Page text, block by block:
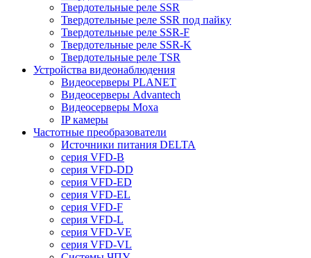
Твердотельные реле SSR
Твердотельные реле SSR под пайку
Твердотельные реле SSR-F
Твердотельные реле SSR-K
Твердотельные реле TSR
Устройства видеонаблюдения
Видеосерверы PLANET
Видеосерверы Advantech
Видеосерверы Moxa
IP камеры
Частотные преобразователи
Источники питания DELTA
серия VFD-B
серия VFD-DD
серия VFD-ED
серия VFD-EL
серия VFD-F
серия VFD-L
серия VFD-VE
серия VFD-VL